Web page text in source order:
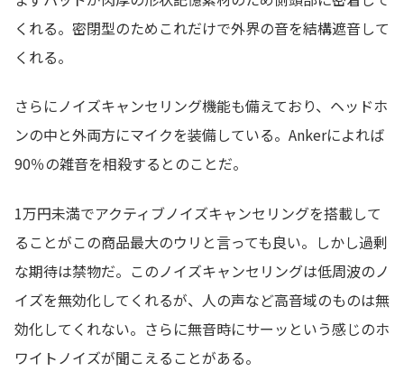
くれる。密閉型のためこれだけで外界の音を結構遮音して
くれる。
さらにノイズキャンセリング機能も備えており、ヘッドホ
ンの中と外両方にマイクを装備している。Ankerによれば
90％の雑音を相殺するとのことだ。
1万円未満でアクティブノイズキャンセリングを搭載して
ることがこの商品最大のウリと言っても良い。しかし過剰
な期待は禁物だ。このノイズキャンセリングは低周波のノ
イズを無効化してくれるが、人の声など高音域のものは無
効化してくれない。さらに無音時にサーッという感じのホ
ワイトノイズが聞こえることがある。